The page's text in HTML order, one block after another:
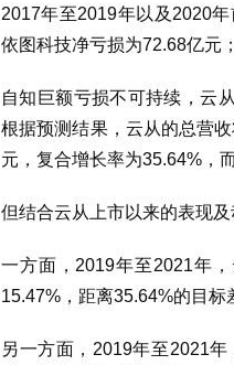
2017年至2019年以及2020
依图科技净亏损为72.68亿元
自知巨额亏损不可持续，云
根据预测结果，云从的总营
元，复合增长率为35.64%，
但结合云从上市以来的表现
一方面，2019年至2021年
15.47%，距离35.64%的目标
另一方面，2019年至2021